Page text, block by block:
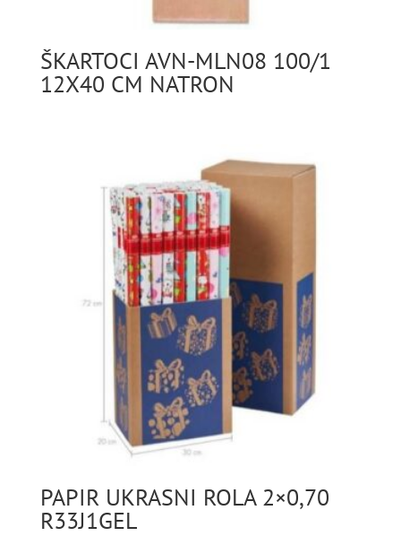
ŠKARTOCI AVN-MLN08 100/1
12X40 CM NATRON
PAPIR UKRASNI ROLA 2×0,70
R33J1GEL